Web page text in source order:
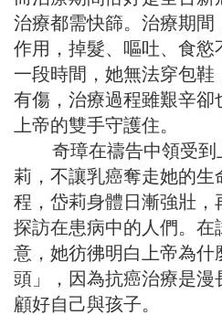
治療都需快篩。治療期間
作用，掉髮、嘔吐、食慾
一段時間，她無法穿包鞋
有傷，治療過程雖艱辛卻
上帝的雙手守護住。
奇璋在禱告中領受到
莉，不讓乳癌奪走她的生
程，岱莉身體日漸強壯，
探訪在患病中的人們。在
意，她彷彿明白上帝為什
頭」，因為抗癌治療是漫
顧好自己與孩子。